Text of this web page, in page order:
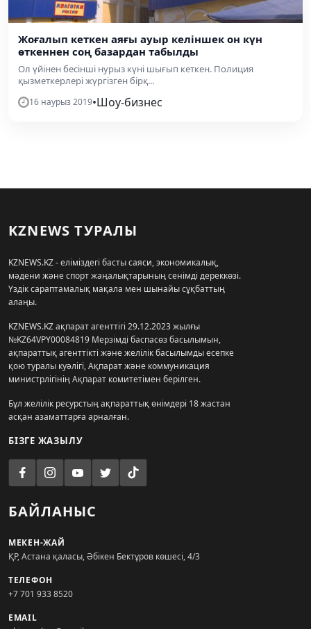
Жоғалып кеткен аяғы ауыр келіншек он күн
өткеннен соң базардан табылды
Ол үйінен бесінші нурыз күні шығып кеткен. Полиция
қызметкерлері жүргізген бірқ...
16 наурыз 2019•Шоу-бизнес
KZNEWS ТУРАЛЫ
KZNEWS.KZ - еліміздегі басты саяси, экономикалық,
мәдени және спорт жаңалықтарының сенімді дереккөзі.
Үздік сараптамалық мақала мен шынайы сұқбаттың
алаңы.
KZNEWS.KZ ақпарат агенттігі 29.12.2023 жылғы
№KZ64VPY00084819 Мерзімді баспасөз басылымын,
ақпараттық агенттікті және желілік басылымды есепке
қою туралы куәлігі, Ақпарат және коммуникация
министрлігінің Ақпарат комитетімен берілген.
Бұл желілік ресурстың ақпараттық өнімдері 18 жастан
асқан азаматтарға арналған.
БІЗГЕ ЖАЗЫЛУ
БАЙЛАНЫС
МЕКЕН-ЖАЙ
ҚР, Астана қаласы, Әбікен Бектұров көшесі, 4/3
ТЕЛЕФОН
+7 701 933 8520
EMAIL